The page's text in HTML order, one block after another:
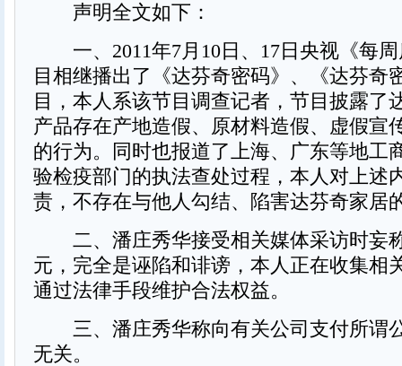
声明全文如下：
一、2011年7月10日、17日央视《每周
目相继播出了《达芬奇密码》、《达芬奇
目，本人系该节目调查记者，节目披露了
产品存在产地造假、原材料造假、虚假宣
的行为。同时也报道了上海、广东等地工
验检疫部门的执法查处过程，本人对上述
责，不存在与他人勾结、陷害达芬奇家居
二、潘庄秀华接受相关媒体采访时妄
元，完全是诬陷和诽谤，本人正在收集相
通过法律手段维护合法权益。
三、潘庄秀华称向有关公司支付所谓
无关。